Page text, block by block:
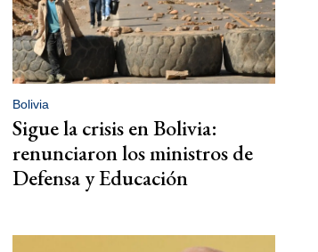
Bolivia
Sigue la crisis en Bolivia:
renunciaron los ministros de
Defensa y Educación